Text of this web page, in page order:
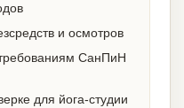
и осмотров
СанПиН
для йога-студии